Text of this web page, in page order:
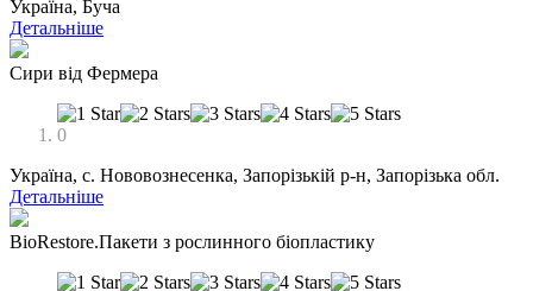
Україна, Буча
Детальніше
Сири від Фермера
0
Україна, с. Нововознесенка, Запорізькій р-н, Запорізька обл.
Детальніше
BioRestore.Пакети з рослинного біопластику